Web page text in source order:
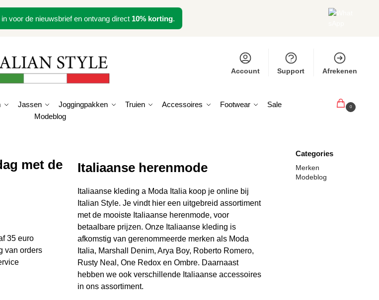
voor de nieuwsbrief en ontvang direct 10% korting.
Account Support Afrekenen
Jassen Joggingpakken Truien Accessoires Footwear
Sale
Modeblog
0
met de
35 euro
van orders
Italiaanse herenmode
Italiaanse kleding a Moda Italia koop je online bij
Italian Style. Je vindt hier een uitgebreid assortiment
met de mooiste Italiaanse herenmode, voor
betaalbare prijzen. Onze Italiaanse kleding is
afkomstig van gerenommeerde merken als Moda
Italia, Marshall Denim, Arya Boy, Roberto Romero,
Rusty Neal, One Redox en Ombre. Daarnaast
hebben we ook verschillende Italiaanse accessoires
in ons assortiment.
Categories
Merken
Modeblog